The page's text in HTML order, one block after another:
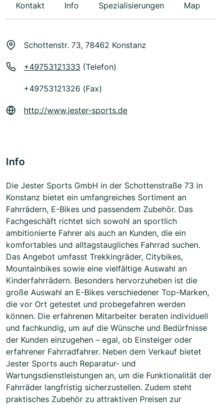
Kontakt Info Spezialisierungen Map
Schottenstr. 73, 78462 Konstanz
+49753121333 (Telefon)
+49753121326 (Fax)
http://www.jester-sports.de
Info
Die Jester Sports GmbH in der Schottenstraße 73 in
Konstanz bietet ein umfangreiches Sortiment an
Fahrrädern, E-Bikes und passendem Zubehör. Das
Fachgeschäft richtet sich sowohl an sportlich
ambitionierte Fahrer als auch an Kunden, die ein
komfortables und alltagstaugliches Fahrrad suchen.
Das Angebot umfasst Trekkingräder, Citybikes,
Mountainbikes sowie eine vielfältige Auswahl an
Kinderfahrrädern. Besonders hervorzuheben ist die
große Auswahl an E-Bikes verschiedener Top-Marken,
die vor Ort getestet und probegefahren werden
können. Die erfahrenen Mitarbeiter beraten individuell
und fachkundig, um auf die Wünsche und Bedürfnisse
der Kunden einzugehen – egal, ob Einsteiger oder
erfahrener Fahrradfahrer. Neben dem Verkauf bietet
Jester Sports auch Reparatur- und
Wartungsdienstleistungen an, um die Funktionalität der
Fahrräder langfristig sicherzustellen. Zudem steht
praktisches Zubehör zu attraktiven Preisen zur